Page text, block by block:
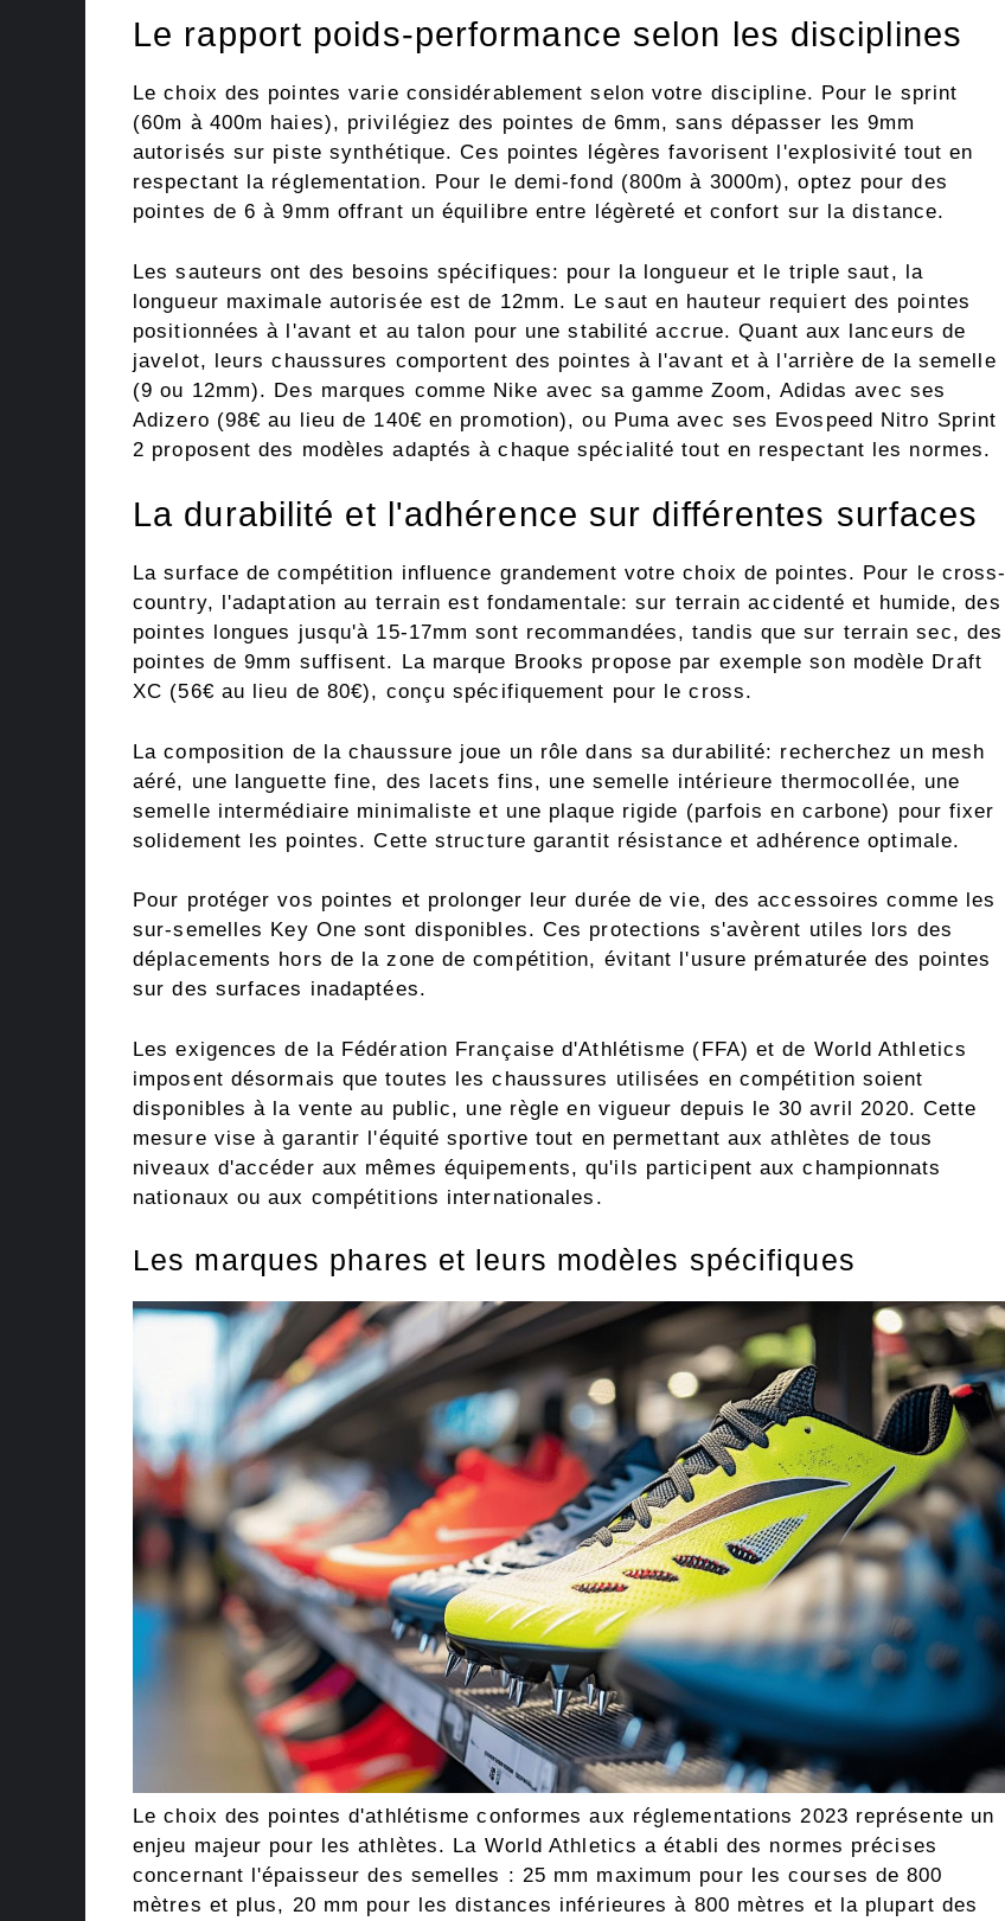
Le rapport poids-performance selon les disciplines
Le choix des pointes varie considérablement selon votre discipline. Pour le sprint
(60m à 400m haies), privilégiez des pointes de 6mm, sans dépasser les 9mm
autorisés sur piste synthétique. Ces pointes légères favorisent l'explosivité tout en
respectant la réglementation. Pour le demi-fond (800m à 3000m), optez pour des
pointes de 6 à 9mm offrant un équilibre entre légèreté et confort sur la distance.
Les sauteurs ont des besoins spécifiques: pour la longueur et le triple saut, la
longueur maximale autorisée est de 12mm. Le saut en hauteur requiert des pointes
positionnées à l'avant et au talon pour une stabilité accrue. Quant aux lanceurs de
javelot, leurs chaussures comportent des pointes à l'avant et à l'arrière de la semelle
(9 ou 12mm). Des marques comme Nike avec sa gamme Zoom, Adidas avec ses
Adizero (98€ au lieu de 140€ en promotion), ou Puma avec ses Evospeed Nitro Sprint
2 proposent des modèles adaptés à chaque spécialité tout en respectant les normes.
La durabilité et l'adhérence sur différentes surfaces
La surface de compétition influence grandement votre choix de pointes. Pour le cross-
country, l'adaptation au terrain est fondamentale: sur terrain accidenté et humide, des
pointes longues jusqu'à 15-17mm sont recommandées, tandis que sur terrain sec, des
pointes de 9mm suffisent. La marque Brooks propose par exemple son modèle Draft
XC (56€ au lieu de 80€), conçu spécifiquement pour le cross.
La composition de la chaussure joue un rôle dans sa durabilité: recherchez un mesh
aéré, une languette fine, des lacets fins, une semelle intérieure thermocollée, une
semelle intermédiaire minimaliste et une plaque rigide (parfois en carbone) pour fixer
solidement les pointes. Cette structure garantit résistance et adhérence optimale.
Pour protéger vos pointes et prolonger leur durée de vie, des accessoires comme les
sur-semelles Key One sont disponibles. Ces protections s'avèrent utiles lors des
déplacements hors de la zone de compétition, évitant l'usure prématurée des pointes
sur des surfaces inadaptées.
Les exigences de la Fédération Française d'Athlétisme (FFA) et de World Athletics
imposent désormais que toutes les chaussures utilisées en compétition soient
disponibles à la vente au public, une règle en vigueur depuis le 30 avril 2020. Cette
mesure vise à garantir l'équité sportive tout en permettant aux athlètes de tous
niveaux d'accéder aux mêmes équipements, qu'ils participent aux championnats
nationaux ou aux compétitions internationales.
Les marques phares et leurs modèles spécifiques
Le choix des pointes d'athlétisme conformes aux réglementations 2023 représente un
enjeu majeur pour les athlètes. La World Athletics a établi des normes précises
concernant l'épaisseur des semelles : 25 mm maximum pour les courses de 800
mètres et plus, 20 mm pour les distances inférieures à 800 mètres et la plupart des